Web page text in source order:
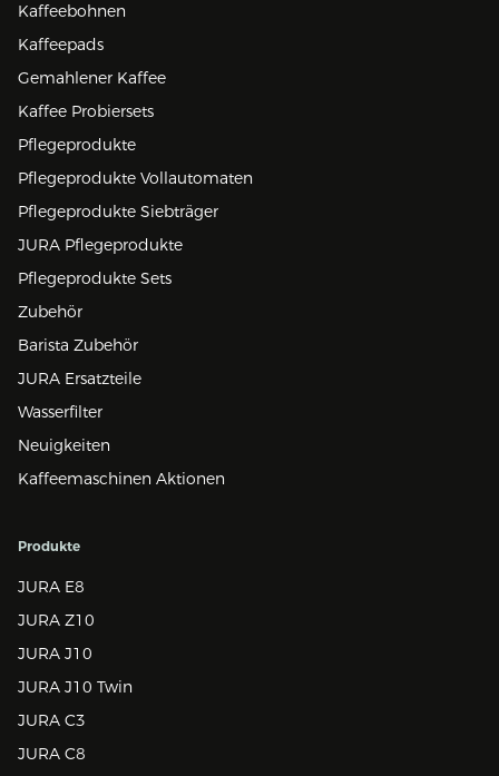
Kaffeebohnen
Kaffeepads
Gemahlener Kaffee
Kaffee Probiersets
Pflegeprodukte
Pflegeprodukte Vollautomaten
Pflegeprodukte Siebträger
JURA Pflegeprodukte
Pflegeprodukte Sets
Zubehör
Barista Zubehör
JURA Ersatzteile
Wasserfilter
Neuigkeiten
Kaffeemaschinen Aktionen
Produkte
JURA E8
JURA Z10
JURA J10
JURA J10 Twin
JURA C3
JURA C8